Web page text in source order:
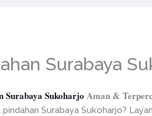
Surabaya
Surabaya Sukoharjo Aman &
Surabaya Sukoharjo?